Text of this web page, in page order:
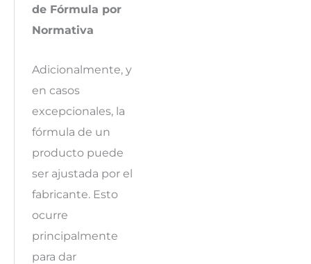
de Fórmula por
Normativa
Adicionalmente, y
en casos
excepcionales, la
fórmula de un
producto puede
ser ajustada por el
fabricante. Esto
ocurre
principalmente
para dar